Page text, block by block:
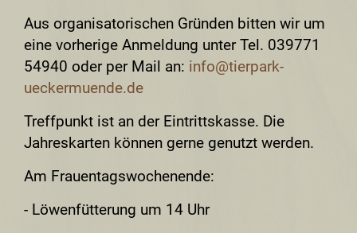
Aus organisatorischen Gründen bitten wir um
eine vorherige Anmeldung unter Tel. 039771
54940 oder per Mail an: info@tierpark-
ueckermuende.de
Treffpunkt ist an der Eintrittskasse. Die
Jahreskarten können gerne genutzt werden.
Am Frauentagswochenende:
- Löwenfütterung um 14 Uhr